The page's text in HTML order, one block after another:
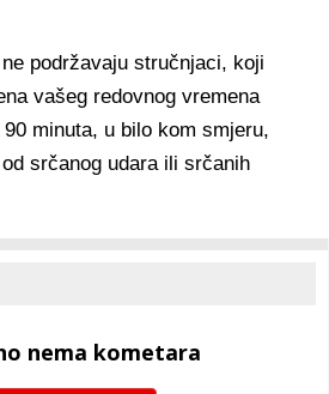
podržavaju stručnjaci, koji
vašeg redovnog vremena
minuta, u bilo kom smjeru,
srčanog udara ili srčanih
nema kometara